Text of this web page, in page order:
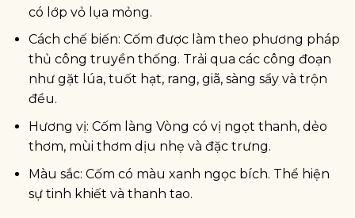
có lớp vỏ lụa mỏng.
Cách chế biến: Cốm được làm theo phương pháp
thủ công truyền thống. Trải qua các công đoạn
như gặt lúa, tuốt hạt, rang, giã, sàng sẩy và trộn
đều.
Hương vị: Cốm làng Vòng có vị ngọt thanh, dẻo
thơm, mùi thơm dịu nhẹ và đặc trưng.
Màu sắc: Cốm có màu xanh ngọc bích. Thể hiện
sự tinh khiết và thanh tao.